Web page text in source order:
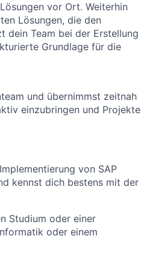
vor Ort. Weiterhin
Lösungen, die den
dein Team bei der Erstellung
Grundlage für die
und übernimmst zeitnah
einzubringen und Projekte
von SAP
kennst dich bestens mit der
Studium oder einer
oder einem